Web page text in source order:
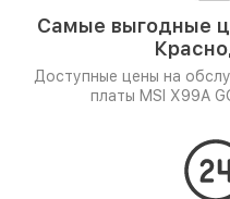
Самые выгодные
Доступные цены на
платы MSI X99A